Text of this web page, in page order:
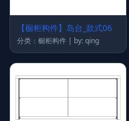
【橱柜构件】岛台_款式06
分类：橱柜构件 | by: qing